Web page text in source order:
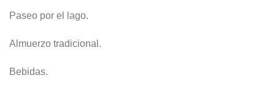
Paseo por el lago.
Almuerzo tradicional.
Bebidas.